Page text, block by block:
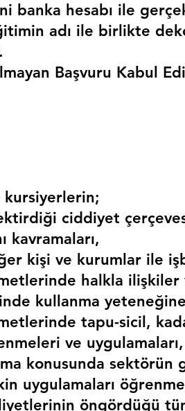
banka hesabı ile
adı ile birlikte
Başvuru Kabul
ciddiyet
kavramaları,
kişi ve kurumlar ile
halkla
kullanma
tapu-sicil,
ve uygulamaları,
konusunda sektörün
uygulamaları
öngördüğü